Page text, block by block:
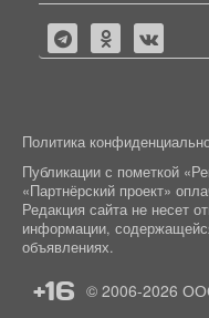
Политика
Публикации с пометкой
«Партнёрский проект»
Редакция сайта не несет
информации,
объявлениях.
+16 © 2006-2026